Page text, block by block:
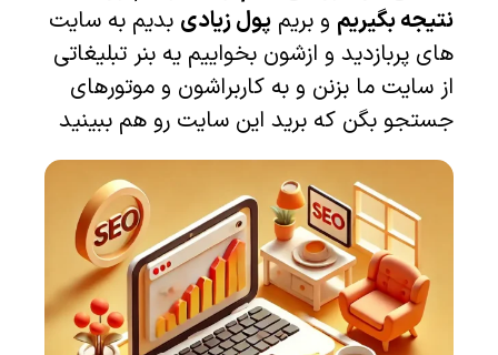
نتیجه بگیریمو بریمپول زیادیبدیم به سایت
های پربازدید و ازشون بخواییم یه بنر تبلیغاتی
از سایت ما بزنن و به کاربراشون و موتورهای
جستجو بگن که برید این سایت رو هم ببینید